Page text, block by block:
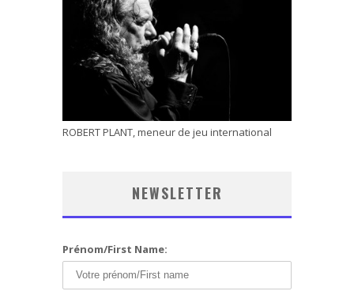
ROBERT PLANT, meneur de jeu international
NEWSLETTER
Prénom/First Name: